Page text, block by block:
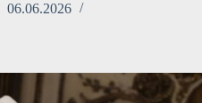
06.06.2026